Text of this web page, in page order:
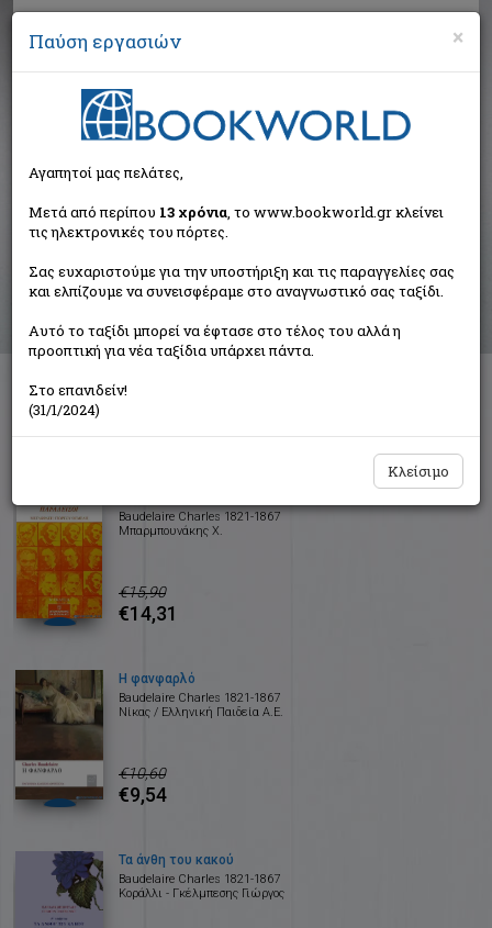
Αναζήτηση
Αποτελέσματα αναζήτησης
Συγγραφέας: Baudelaire Charles (52 βιβλία)
Ταξινόμηση ανά:
Baudelaire Charles 1821-1867
Μπαρμπουνάκης Χ.
€15,90
€14,31
Η φανφαρλό
Baudelaire Charles 1821-1867
Νίκας / Ελληνική Παιδεία Α.Ε.
€10,60
€9,54
Τα άνθη του κακού
Baudelaire Charles 1821-1867
Κοράλλι - Γκέλμπεσης Γιώργος
×
Παύση εργασιών
Αγαπητοί μας πελάτες,
Μετά από περίπου 13 χρόνια, το www.bookworld.gr κλείνει
τις ηλεκτρονικές του πόρτες.
Σας ευχαριστούμε για την υποστήριξη και τις παραγγελίες σας
και ελπίζουμε να συνεισφέραμε στο αναγνωστικό σας ταξίδι.
Αυτό το ταξίδι μπορεί να έφτασε στο τέλος του αλλά η
προοπτική για νέα ταξίδια υπάρχει πάντα.
Στο επανιδείν!
(31/1/2024)
Κλείσιμο